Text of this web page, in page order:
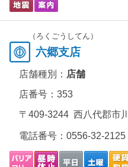
（ろくごうしてん）
六郷支店
店舗種別： 店舗
店番号：353
〒409-3244 西八代郡市
電話番号： 0556-32-2125